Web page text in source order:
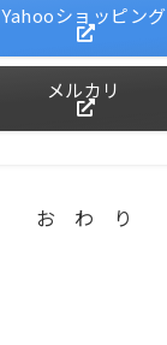
Yahooショッピング
メルカリ
お わ り